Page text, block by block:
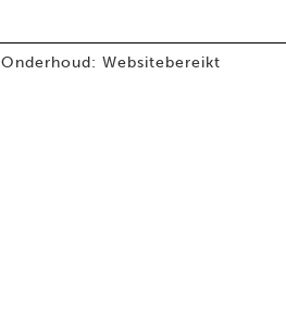
Onderhoud: Websitebereikt